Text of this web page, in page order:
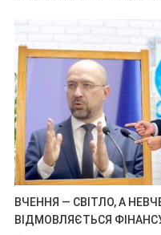
ВЧЕННЯ — СВІТЛО, А
ВІДМОВЛЯЄТЬСЯ